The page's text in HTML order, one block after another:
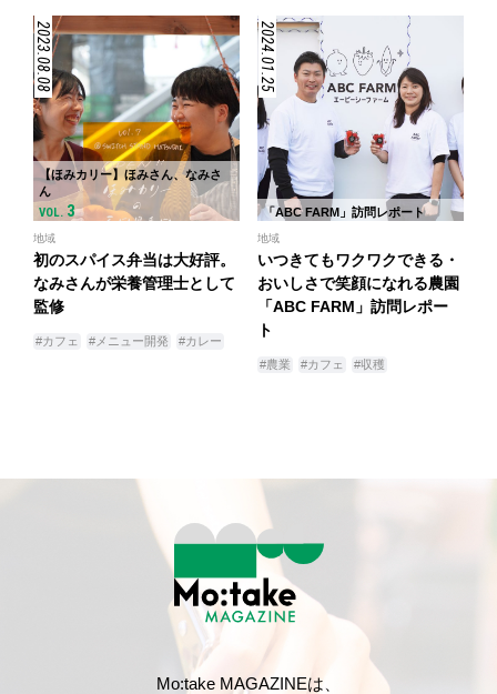
2023.08.08
【ほみカリー】ほみさん、なみさ
ん
VOL. 3
地域
初のスパイス弁当は大好評。
なみさんが栄養管理士として
監修
#カフェ #メニュー開発 #カレー
2024.01.25
「ABC FARM」訪問レポート
地域
いつきてもワクワクできる・
おいしさで笑顔になれる農園
「ABC FARM」訪問レポー
ト
#農業 #カフェ #収穫
Mo:take MAGAZINEは、